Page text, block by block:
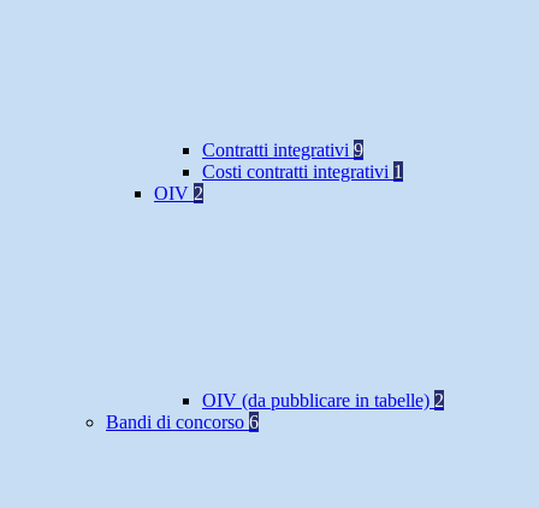
Contratti integrativi 9
Costi contratti integrativi 1
OIV 2
OIV (da pubblicare in tabelle) 2
Bandi di concorso 6